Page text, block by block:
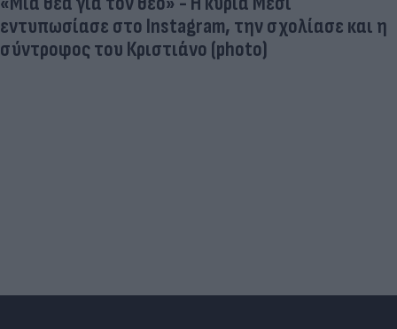
εντυπωσίασε στο Instagram, την σχολίασε και η
σύντροφος του Κριστιάνο (photo)